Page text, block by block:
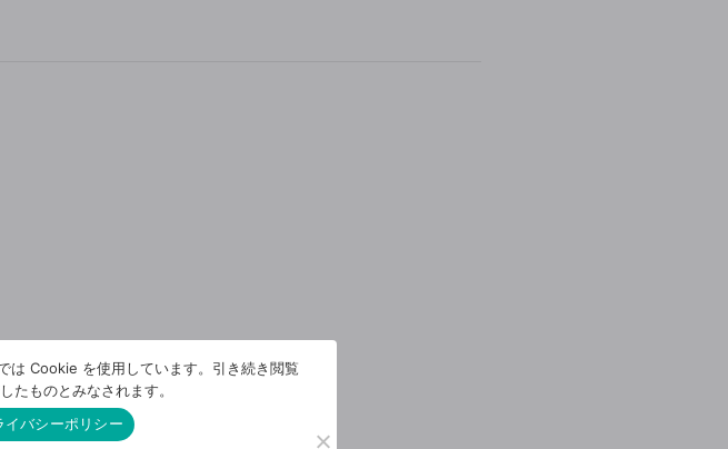
は Cookie を使用しています。引き続き閲覧
たものとみなされます。
イバシーポリシー